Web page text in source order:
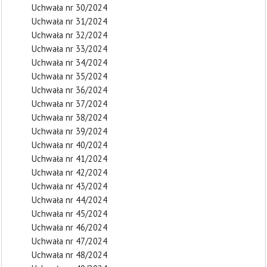
Uchwała nr 30/2024
Uchwała nr 31/2024
Uchwała nr 32/2024
Uchwała nr 33/2024
Uchwała nr 34/2024
Uchwała nr 35/2024
Uchwała nr 36/2024
Uchwała nr 37/2024
Uchwała nr 38/2024
Uchwała nr 39/2024
Uchwała nr 40/2024
Uchwała nr 41/2024
Uchwała nr 42/2024
Uchwała nr 43/2024
Uchwała nr 44/2024
Uchwała nr 45/2024
Uchwała nr 46/2024
Uchwała nr 47/2024
Uchwała nr 48/2024